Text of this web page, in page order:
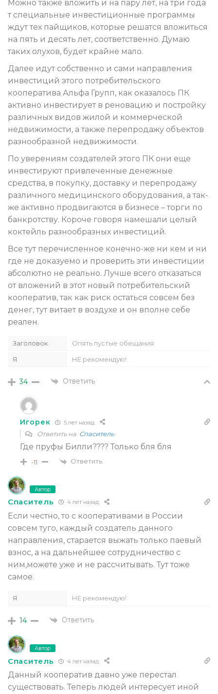
Можно также вложить и на пару лет, на три года
т специальные инвестиционные программы
ждут тех пайщиков, которые решатся вложиться
на пять и десять лет, соответственно. Думаю
таких олухов, будет крайне мало.
Далее идут собственно и сами направления
инвестиций этого потребительского
кооператива Альфа Групп, как оказалось ПК
активно инвестирует в реновацию и постройку
различных видов жилой и коммерческой
недвижимости, а также перепродажу объектов
разнообразной недвижимости.
По уверениям создателей этого ПК они еще
инвестируют привлеченные денежные
средства, в покупку, доставку и перепродажу
различного медицинского оборудования, а так-
же активно продвигаются в бизнесе – торги по
банкротству. Короче говоря намешали целый
коктейль разнообразных инвестиций.
Все тут перечисленное конечно-же ни кем и ни
где не доказуемо и проверить эти инвестиции
абсолютно не реально. Лучше всего отказаться
от вложений в этот новый потребительский
кооператив, так как риск остаться совсем без
денег, тут витает в воздухе и он вполне себе
реален.
Заголовок Опять пустые обещания
Я НЕ рекомендую!
34 Ответить
Игорек 5 лет назад
Ответить на Спаситель
Где пруфы Билли???? Только бля бля
-11 Ответить
Автор
Спаситель 4 лет назад
Если честно, то с кооперативами в России
совсем туго, каждый создатель данного
направления, старается выжать только паевый
взнос, а на дальнейшее сотрудничество с
ним,можете уже и не рассчитывать. Тут тоже
самое.
Я НЕ рекомендую!
14 Ответить
Автор
Спаситель 4 лет назад
Данный кооператив давно уже перестал
существовать. Теперь людей интересует иной